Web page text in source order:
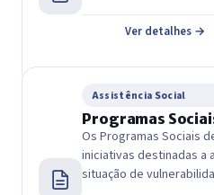
Ver detalhes →
Assistência Social
Programas
Os Programas Sociais
iniciativas destinadas a
situação de